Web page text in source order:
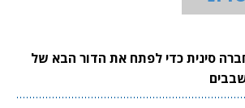
סינית כדי לפתח את הדור הבא של